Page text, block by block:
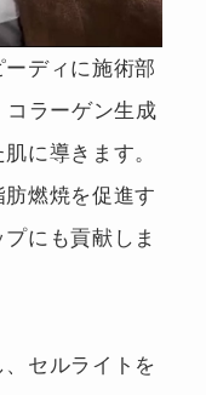
ディに施術部
ラーゲン生成
に導きます。
燃焼を促進す
にも貢献しま
セルライトを